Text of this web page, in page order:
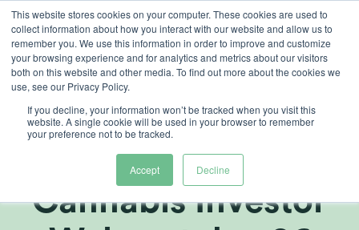
This website stores cookies on your computer. These cookies are used to
collect information about how you interact with our website and allow us to
remember you. We use this information in order to improve and customize
your browsing experience and for analytics and metrics about our visitors
both on this website and other media. To find out more about the cookies we
use, see our Privacy Policy.
If you decline, your information won’t be tracked when you visit this
website. A single cookie will be used in your browser to remember
your preference not to be tracked.
Accept Decline
Skip
content
Heliospectra
presenterar på
Cannabis Investor